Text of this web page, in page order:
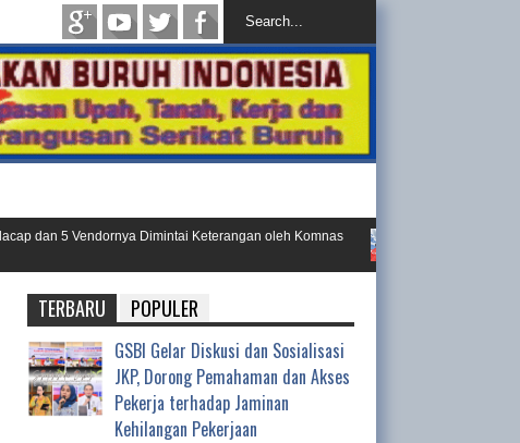
5 Vendornya Dimintai Keterangan oleh Komnas
TERBARU POPULER
GSBI Gelar Diskusi dan Sosialisasi
JKP, Dorong Pemahaman dan Akses
Pekerja terhadap Jaminan
Kehilangan Pekerjaan